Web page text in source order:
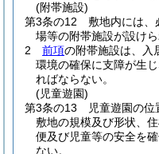
(附帯施設)
第3条の12
敷地内には、
場等の附帯施設が設け
2
前項の附帯施設は、入
環境の確保に支障が生
ればならない。
(児童遊園)
第3条の13
児童遊園の位
敷地の規模及び形状、
便及び児童等の安全を
ない。